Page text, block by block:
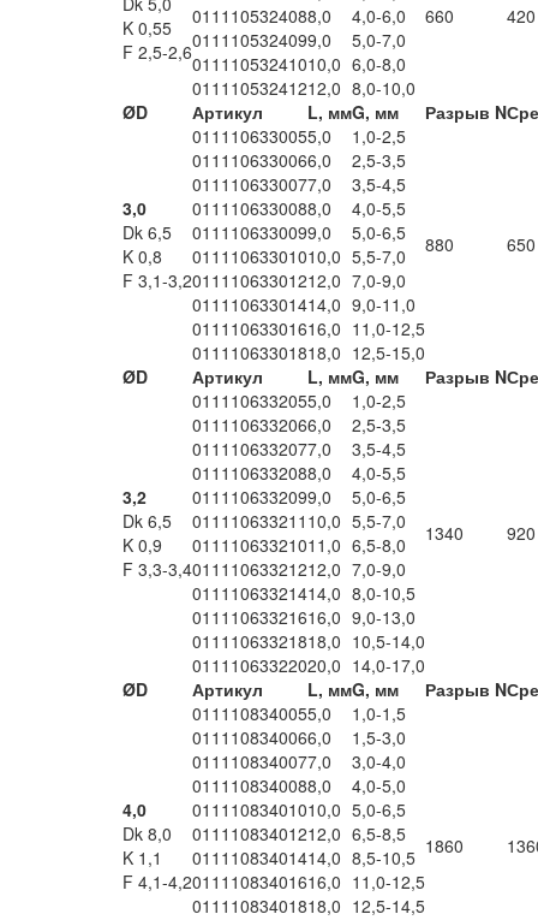
K 0,55
F 2,5-2,6
660 420
0111105324088,0
4,0-6,0
0111105324099,0
5,0-7,0
01111053241010,0 6,0-8,0
01111053241212,0 8,0-10,0
ØD
Артикул L, ммG, мм Разрыв N
3,0
Dk 6,5
K 0,8
F 3,1-3,2
0111106330055,0 1,0-2,5
880 650
0111106330066,0
2,5-3,5
0111106330077,0
3,5-4,5
0111106330088,0
4,0-5,5
0111106330099,0
5,0-6,5
01111063301010,0 5,5-7,0
01111063301212,0 7,0-9,0
01111063301414,0 9,0-11,0
01111063301616,0 11,0-12,5
01111063301818,0 12,5-15,0
ØD
Артикул L, ммG, мм Разрыв N
3,2
Dk 6,5
K 0,9
F 3,3-3,4
0111106332055,0 1,0-2,5
1340 920
0111106332066,0
2,5-3,5
0111106332077,0
3,5-4,5
0111106332088,0
4,0-5,5
0111106332099,0
5,0-6,5
011110633211 10,0 5,5-7,0
01111063321011,0 6,5-8,0
01111063321212,0 7,0-9,0
01111063321414,0 8,0-10,5
01111063321616,0 9,0-13,0
01111063321818,0 10,5-14,0
01111063322020,0 14,0-17,0
ØD
Артикул L, ммG, мм Разрыв N
4,0
Dk 8,0
K 1,1
F 4,1-4,2
0111108340055,0 1,0-1,5
1860
0111108340066,0
1,5-3,0
0111108340077,0
3,0-4,0
0111108340088,0
4,0-5,0
01111083401010,0 5,0-6,5
01111083401212,0 6,5-8,5
01111083401414,0 8,5-10,5
01111083401616,0 11,0-12,5
01111083401818,0 12,5-14,5